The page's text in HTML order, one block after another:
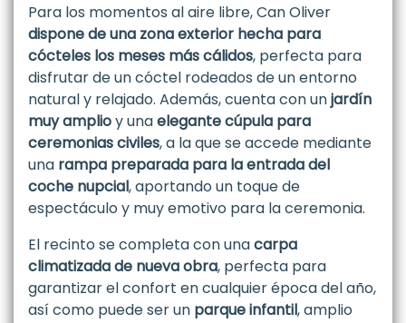
Para los momentos al aire libre, Can Oliver
dispone de una zona exterior hecha para
cócteles los meses más cálidos, perfecta para
disfrutar de un cóctel rodeados de un entorno
natural y relajado. Además, cuenta con unjardín
muy amplioy unaelegante cúpula para
ceremonias civiles, a la que se accede mediante
una rampa preparada para la entrada del
coche nupcial, aportando un toque de
espectáculo y muy emotivo para la ceremonia.
El recinto se completa con unacarpa
climatizada de nueva obra, perfecta para
garantizar el confort en cualquier época del año,
así como puede ser un parque infantil, amplio